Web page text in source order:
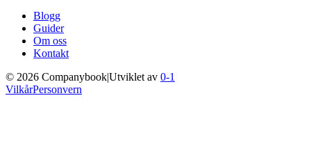
Blogg
Guider
Om oss
Kontakt
© 2026 Companybook|Utviklet av 0-1
VilkårPersonvern